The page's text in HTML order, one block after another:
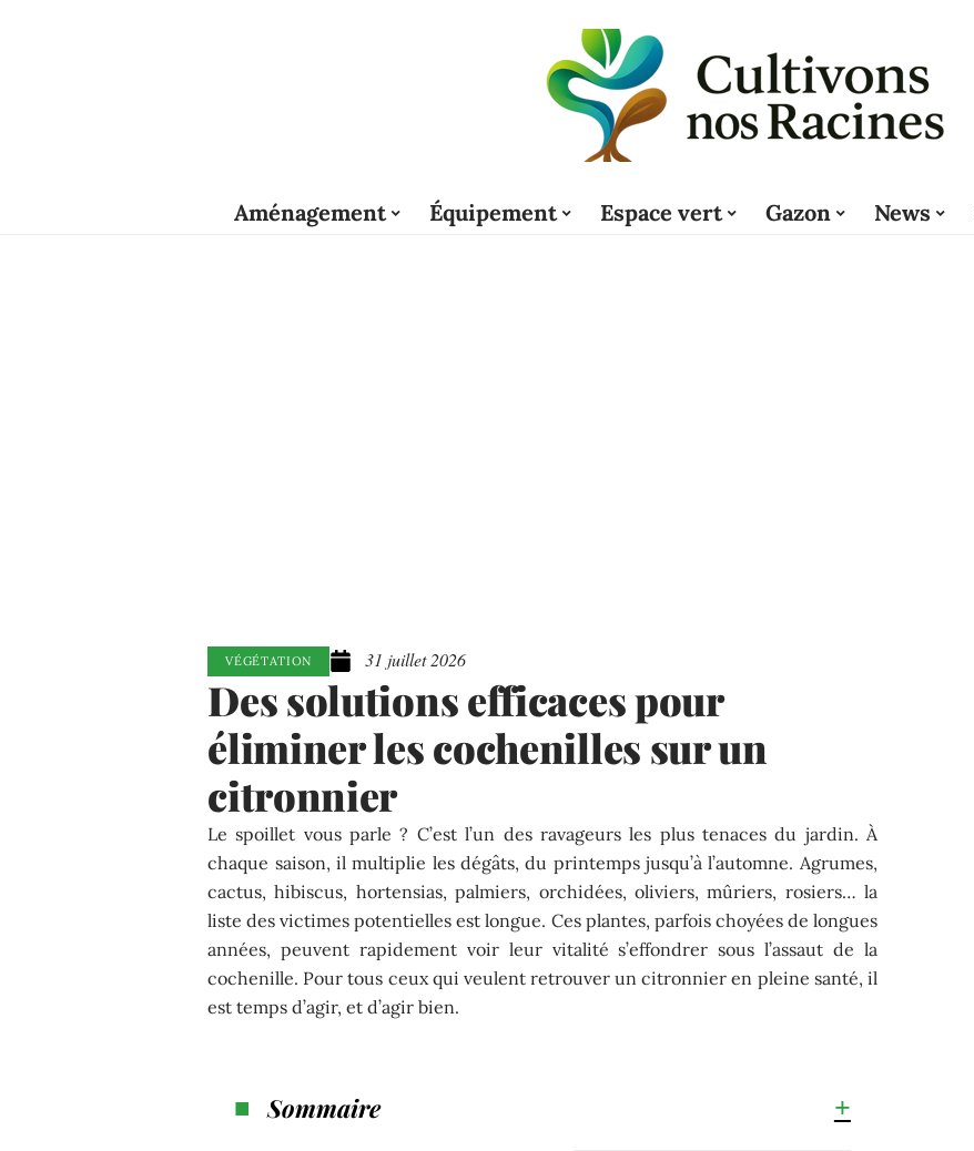
Aménagement Équipement Espace vert Gazon News
VÉGÉTATION 31 juillet 2026
Des solutions efficaces pour
éliminer les cochenilles sur un
citronnier
Le spoillet vous parle ? C’est l’un des ravageurs les plus tenaces du jardin. À
chaque saison, il multiplie les dégâts, du printemps jusqu’à l’automne. Agrumes,
cactus, hibiscus, hortensias, palmiers, orchidées, oliviers, mûriers, rosiers… la
liste des victimes potentielles est longue. Ces plantes, parfois choyées de longues
années, peuvent rapidement voir leur vitalité s’effondrer sous l’assaut de la
cochenille. Pour tous ceux qui veulent retrouver un citronnier en pleine santé, il
est temps d’agir, et d’agir bien.
Sommaire